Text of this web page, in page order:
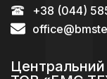
+38 (044)
Центральний